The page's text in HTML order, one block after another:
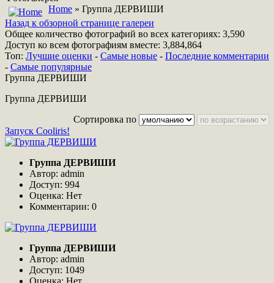
Home » Группа ДЕРВИШИ
Назад к обзорной странице галереи
Общее количество фотографий во всех категориях: 3,590
Доступ ко всем фотографиям вместе: 3,884,864
Топ: Лучшие оценки - Самые новые - Последние комментарии
- Самые популярные
Группа ДЕРВИШИ
Группа ДЕРВИШИ
Сортировка по
Запуск Cooliris!
Группа ДЕРВИШИ
Автор: admin
Доступ: 994
Оценка: Нет
Комментарии: 0
Группа ДЕРВИШИ
Автор: admin
Доступ: 1049